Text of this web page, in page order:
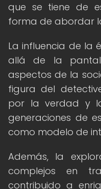
que se tiene de
forma de abordar
La influencia de la
allá de la
aspectos de la
figura del
por la verdad y
generaciones de
como modelo de
Además, la
complejos en
contribuido a